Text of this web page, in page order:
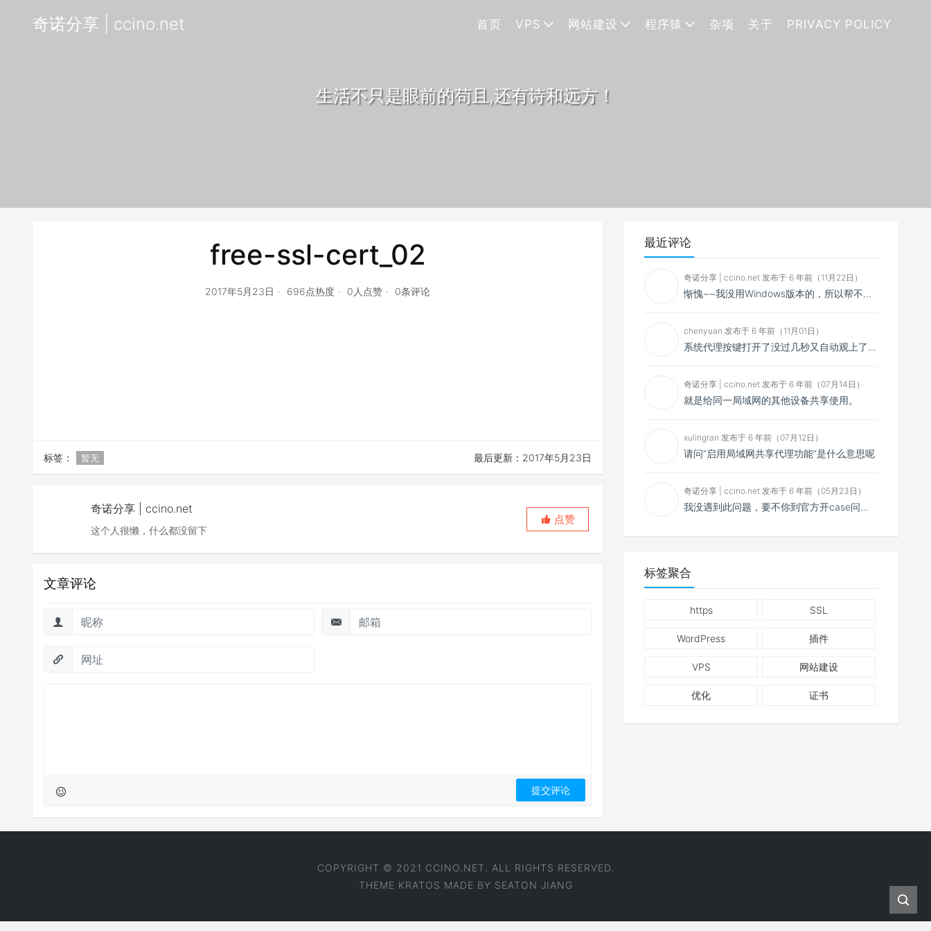
奇诺分享 | ccino.net 首页 VPS 网站建设 程序猿 杂项 关于 PRIVACY POLICY
生活不只是眼前的苟且,还有诗和远方！
free-ssl-cert_02
2017年5月23日 696点热度 0人点赞 0条评论
标签： 暂无 最后更新：2017年5月23日
奇诺分享 | ccino.net
这个人很懒，什么都没留下
点赞
文章评论
最近评论
奇诺分享 | ccino.net 发布于 6 年前（11月22日）
惭愧~~我没用Windows版本的，所以帮不了你~~
chenyuan 发布于 6 年前（11月01日）
系统代理按键打开了没过几秒又自动观上了，导致一直打开不了，是什么问题呢？感谢大佬，请帮帮忙！谢谢！
奇诺分享 | ccino.net 发布于 6 年前（07月14日）
就是给同一局域网的其他设备共享使用。
xulingran 发布于 6 年前（07月12日）
请问“启用局域网共享代理功能”是什么意思呢
奇诺分享 | ccino.net 发布于 6 年前（05月23日）
我没遇到此问题，要不你到官方开case问问看？
标签聚合
https SSL
WordPress 插件
VPS 网站建设
优化 证书
COPYRIGHT © 2021 CCINO.NET. ALL RIGHTS RESERVED.
THEME KRATOS MADE BY SEATON JIANG